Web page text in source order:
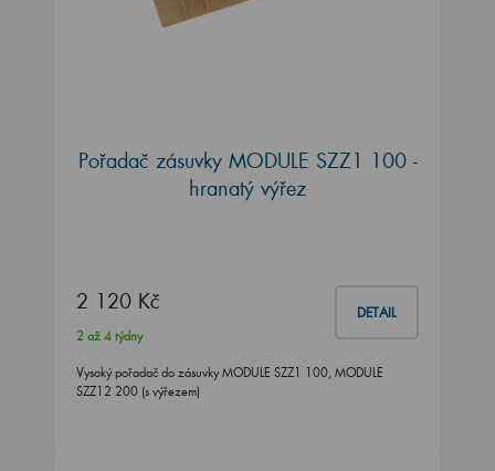
Pořadač zásuvky MODULE SZZ1 100 -
hranatý výřez
2 120 Kč DETAIL
2 až 4 týdny
Vysoký pořadač do zásuvky MODULE SZZ1 100, MODULE
SZZ12 200 (s výřezem)